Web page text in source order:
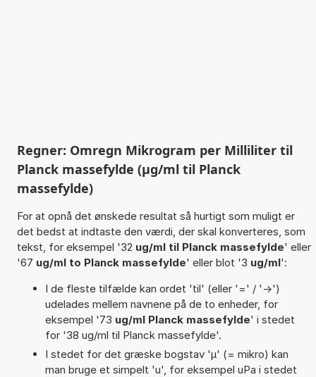
Regner: Omregn Mikrogram per Milliliter til
Planck massefylde (µg/ml til Planck
massefylde)
For at opnå det ønskede resultat så hurtigt som muligt er
det bedst at indtaste den værdi, der skal konverteres, som
tekst, for eksempel '32 ug/ml til Planck massefylde' eller
'67 ug/ml to Planck massefylde' eller blot '3 ug/ml':
I de fleste tilfælde kan ordet 'til' (eller '=' / '->')
udelades mellem navnene på de to enheder, for
eksempel '73 ug/ml Planck massefylde' i stedet
for '38 ug/ml til Planck massefylde'.
I stedet for det græske bogstav 'µ' (= mikro) kan
man bruge et simpelt 'u', for eksempel uPa i stedet